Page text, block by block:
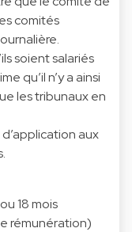
comités
soient salariés
qu’il n’y a ainsi
les tribunaux en
aux
18 mois
rémunération)